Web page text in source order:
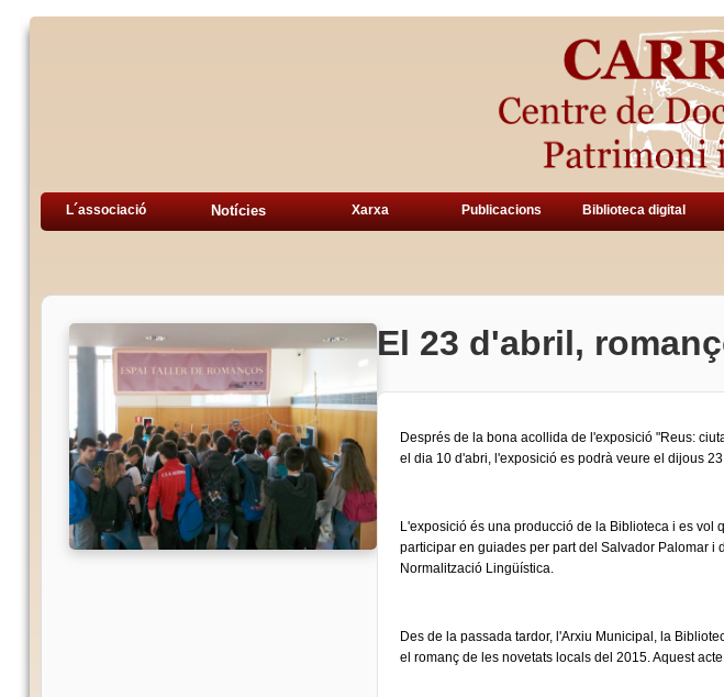
L´associació Notícies Xarxa Publicacions Biblioteca digital
El 23 d'abril,
Després de la bona acollida de l'exposició "Reus:
el dia 10 d'abri, l'exposició es podrà veure el dijous
L'exposició és una producció de la Biblioteca i es vol
participar en guiades per part del Salvador Palomar i
Normalització Lingüística.
Des de la passada tardor, l'Arxiu Municipal, la
el romanç de les novetats locals del 2015. Aquest